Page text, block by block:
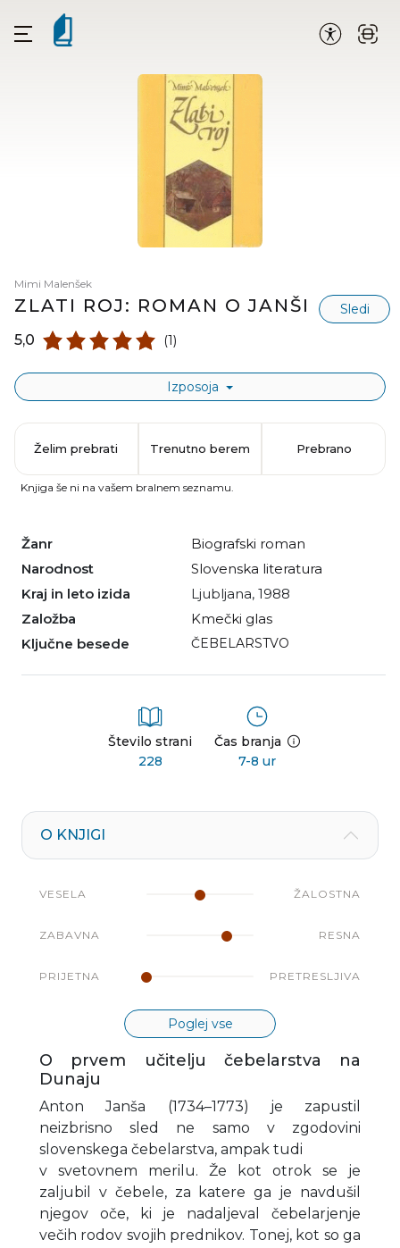
Mimi Malenšek
ZLATI ROJ: ROMAN O JANŠI Sledi
5,0 (1)
Izposoja
Žanr
biografski roman
Narodnost
slovenska literatura
Kraj in leto izida
Ljubljana, 1988
Založba
Kmečki glas
Ključne besede
ČEBELARSTVO
Število strani
228
Čas branja
7-8 ur
Želim prebrati Trenutno berem Prebrano
Knjiga še ni na vašem bralnem seznamu.
O KNJIGI
VESELA ŽALOSTNA
ZABAVNA RESNA
PRIJETNA PRETRESLJIVA
Poglej vse
O prvem učitelju čebelarstva na
Dunaju
Anton Janša (1734–1773) je zapustil
neizbrisno sled ne samo v zgodovini
slovenskega čebelarstva, ampak tudi
v svetovnem merilu. Že kot otrok se je
zaljubil v čebele, za katere ga je navdušil
njegov oče, ki je nadaljeval čebelarjenje
večih rodov svojih prednikov. Tonej, kot so ga